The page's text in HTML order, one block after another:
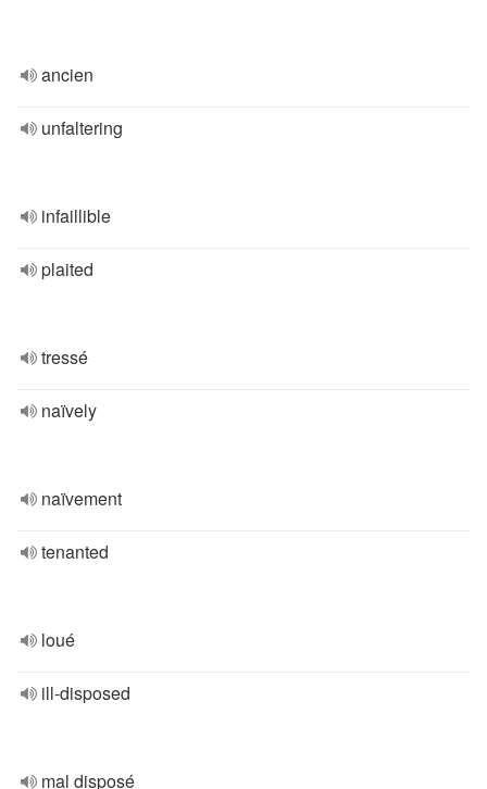
ancien
unfaltering
infaillible
plaited
tressé
naïvely
naïvement
tenanted
loué
ill-disposed
mal disposé